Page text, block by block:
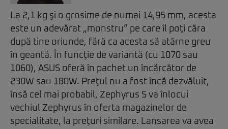
La 2,1 kg şi o grosime de numai 14,95 mm, acesta
este un adevărat „monstru” pe care îl poţi căra
după tine oriunde, fără ca acesta să atârne greu
în geantă. În funcţie de variantă (cu 1070 sau
1060), ASUS oferă în pachet un încărcător de
230W sau 180W. Preţul nu a fost încă dezvăluit,
însă cel mai probabil, Zephyrus S va înlocui
vechiul Zephyrus în oferta magazinelor de
specialitate, la preţuri similare. Lansarea va avea